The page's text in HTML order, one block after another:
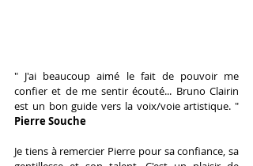
" J'ai beaucoup aimé le fait de pouvoir me
confier et de me sentir écouté... Bruno Clairin
Pierre Souche
Je tiens à remercier Pierre pour sa confiance, sa